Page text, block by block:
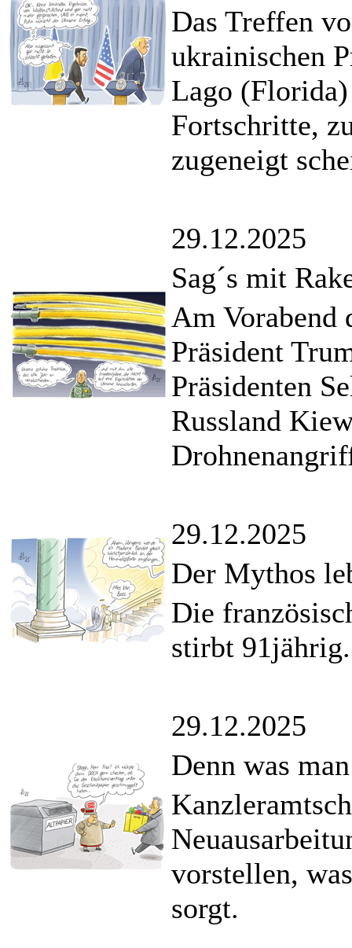
Das Treffen
ukrainischen
Lago
Fortschritte,
zugeneigt
29.12.2025
Sag´s mit
Am Vorabend
Präsident
Präsidenten
Russland
29.12.2025
Der Mythos
Die
stirbt 91jährig.
29.12.2025
Denn was
vorstellen,
sorgt.